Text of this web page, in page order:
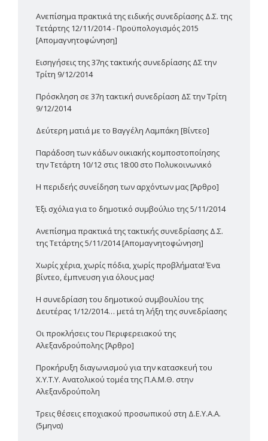
Ανεπίσημα πρακτικά της ειδικής συνεδρίασης Δ.Σ. της
Τετάρτης 12/11/2014 - Προϋπολογισμός 2015
[Απομαγνητοφώνηση]
Εισηγήσεις της 37ης τακτικής συνεδρίασης ΔΣ την
Τρίτη 9/12/2014
Πρόσκληση σε 37η τακτική συνεδρίαση ΔΣ την Τρίτη
9/12/2014
Δεύτερη ματιά με το Βαγγέλη Λαμπάκη [Βίντεο]
Παράδοση των κάδων οικιακής κομποστοποίησης
την Τετάρτη 10/12 στις 18:00 στο Πολυκοινωνικό
H περιδεής συνείδηση των αρχόντων μας [Άρθρο]
Έξι σχόλια για το δημοτικό συμβούλιο της 5/11/2014
Ανεπίσημα πρακτικά της τακτικής συνεδρίασης Δ.Σ.
της Τετάρτης 5/11/2014 [Απομαγνητοφώνηση]
Χωρίς χέρια, χωρίς πόδια, χωρίς προβλήματα! Ένα
βίντεο, έμπνευση για όλους μας!
Η συνεδρίαση του δημοτικού συμβουλίου της
Δευτέρας 1/12/2014… μετά τη λήξη της συνεδρίασης
Οι προκλήσεις του Περιφερειακού της
Αλεξανδρούπολης [Άρθρο]
Προκήρυξη διαγωνισμού για την κατασκευή του
Χ.Υ.Τ.Υ. Ανατολικού τομέα της Π.Α.Μ.Θ. στην
Αλεξανδρούπολη
Τρεις θέσεις εποχιακού προσωπικού στη Δ.Ε.Υ.Α.Α.
(5μηνα)